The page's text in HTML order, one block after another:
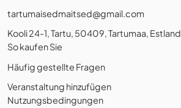
tartumaisedmaitsed@gmail.com
Kooli 24-1, Tartu, 50409, Tartumaa, Estland
So kaufen Sie
Häufig gestellte Fragen
Veranstaltung hinzufügen
Nutzungsbedingungen